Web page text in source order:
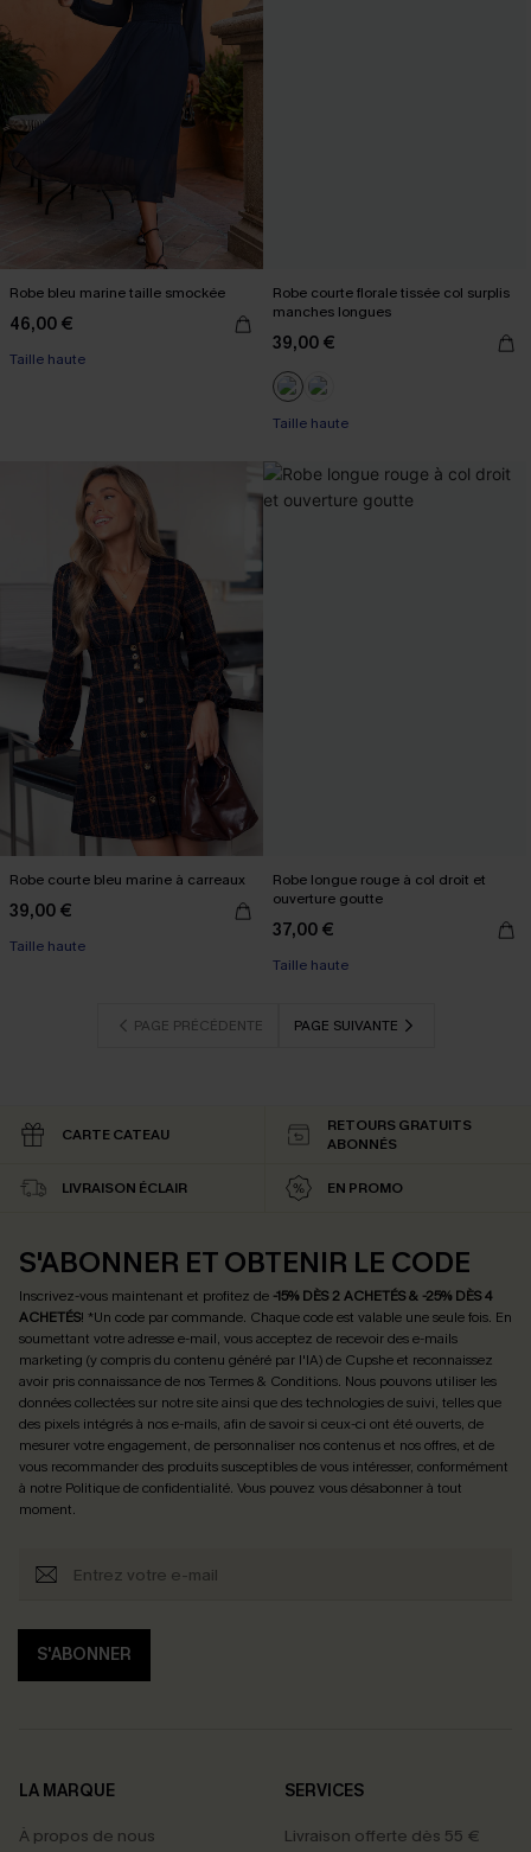
Robe bleu marine taille smockée
46,00 €
Taille haute
Robe courte florale tissée col surplis
manches longues
39,00 €
Taille haute
Robe courte bleu marine à carreaux
39,00 €
Taille haute
Robe longue rouge à col droit et
ouverture goutte
37,00 €
Taille haute
PAGE PRÉCÉDENTE PAGE SUIVANTE
CARTE CATEAU
RETOURS GRATUITS
ABONNÉS
LIVRAISON ÉCLAIR EN PROMO
S'ABONNER ET OBTENIR LE CODE
Inscrivez-vous maintenant et profitez de -15% DÈS 2 ACHETÉS & -25% DÈS 4
ACHETÉS! *Un code par commande. Chaque code est valable une seule fois. En
soumettant votre adresse e-mail, vous acceptez de recevoir des e-mails
marketing (y compris du contenu généré par l'IA) de Cupshe et reconnaissez
avoir pris connaissance de nosTermes & Conditions. Nous pouvons utiliser les
données collectées sur notre site ainsi que des technologies de suivi, telles que
des pixels intégrés à nos e-mails, afin de savoir si ceux-ci ont été ouverts, de
mesurer votre engagement, de personnaliser nos contenus et nos offres, et de
vous recommander des produits susceptibles de vous intéresser, conformément
à notre Politique de confidentialité. Vous pouvez vous désabonner à tout
moment.
S'ABONNER
LA MARQUE
À propos de nous
SERVICES
Livraison offerte dès 55 €